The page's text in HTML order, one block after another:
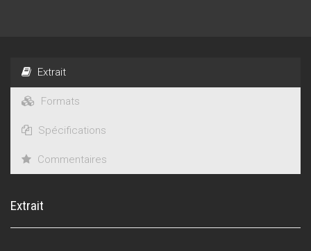
Extrait
Formats
Spécifications
Commentaires
Extrait